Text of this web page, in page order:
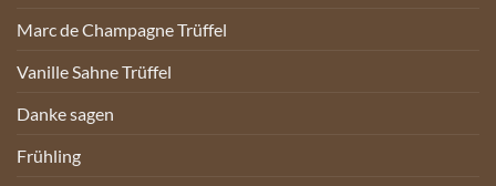
Marc de Champagne Trüffel
Vanille Sahne Trüffel
Danke sagen
Frühling